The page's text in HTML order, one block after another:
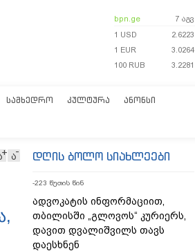
bpn.ge 7 აგვ
1 USD
2.6223
1 EUR
3.0264
100 RUB
3.2281
ᲡᲐᲛᲮᲔᲓᲠᲝ ᲙᲣᲚᲢᲣᲠᲐ ᲐᲜᲝᲜᲡᲘ
ა დღის ბოლო სიახლეები
-223 წუთის წინ
ადვოკატის ინფორმაციით,
თბილისში „გლოვოს“ კურიერს,
დავით დვალიშვილს თავს
დაესხნენ